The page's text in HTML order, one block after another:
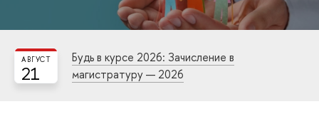
21
АВГУСТ
Будь в курсе 2026: Зачисление в
магистратуру — 2026